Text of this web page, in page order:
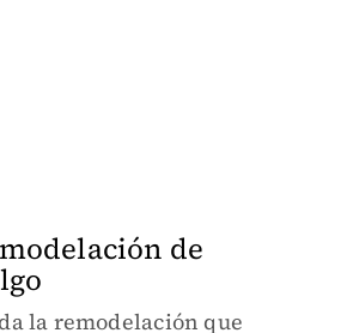
de
la remodelación que